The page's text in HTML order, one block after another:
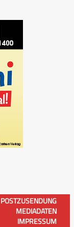
POSTZUSENDUNG
MEDIADATEN
IMPRESSUM